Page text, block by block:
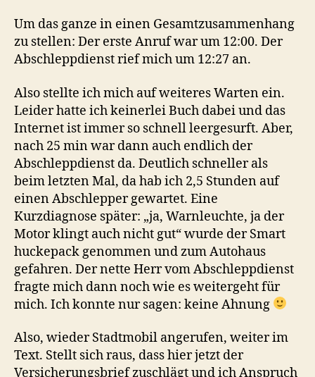
Um das ganze in einen Gesamtzusammenhang
zu stellen: Der erste Anruf war um 12:00. Der
Abschleppdienst rief mich um 12:27 an.
Also stellte ich mich auf weiteres Warten ein.
Leider hatte ich keinerlei Buch dabei und das
Internet ist immer so schnell leergesurft. Aber,
nach 25 min war dann auch endlich der
Abschleppdienst da. Deutlich schneller als
beim letzten Mal, da hab ich 2,5 Stunden auf
einen Abschlepper gewartet. Eine
Kurzdiagnose später: „ja, Warnleuchte, ja der
Motor klingt auch nicht gut“ wurde der Smart
huckepack genommen und zum Autohaus
gefahren. Der nette Herr vom Abschleppdienst
fragte mich dann noch wie es weitergeht für
mich. Ich konnte nur sagen: keine Ahnung
Also, wieder Stadtmobil angerufen, weiter im
Text. Stellt sich raus, dass hier jetzt der
Versicherungsbrief zuschlägt und ich Anspruch